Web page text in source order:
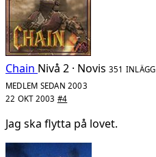
Chain Nivå 2 · Novis 351 INLÄGG
MEDLEM SEDAN 2003
22 OKT 2003 #4
Jag ska flytta på lovet.